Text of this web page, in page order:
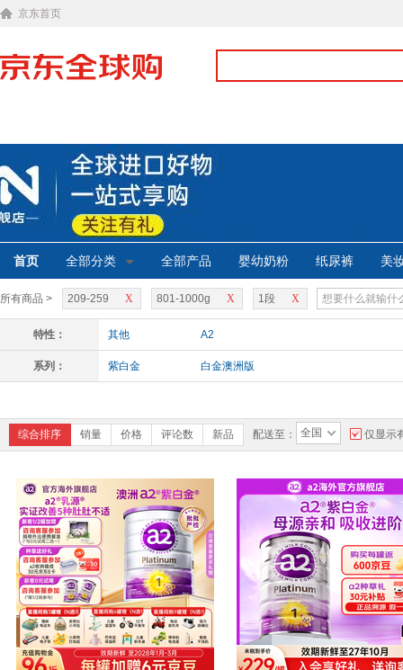
京东首页
首页 全部分类 全部产品 婴幼奶粉 纸尿裤 美
所有商品 > X
209-259 X
801-1000g X
1段
特性： 其他 A2
系列： 紫白金 白金澳洲版
综合排序 销量 价格 评论数 新品 配送至： 全国 仅显示